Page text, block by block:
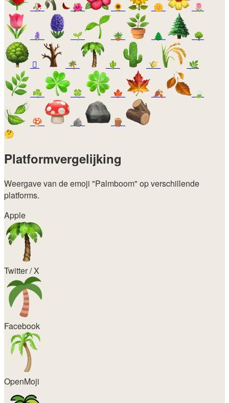
🥀 🌺 🌻 🌼 🌷
🪻 🌱 🪴 🌲 🌳
🪾 🌴 🌵 🌾 🌿
☘️ 🍀 🍁 🍂 🍃
🍄 🪨
🪵
🤔
Platformvergelijking
Weergave van de emoji "Palmboom" op verschillende
platforms.
Apple
Twitter / X
Facebook
OpenMoji